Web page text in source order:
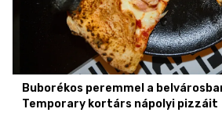
Buborékos peremmel a
Temporary kortárs nápolyi pizzáit